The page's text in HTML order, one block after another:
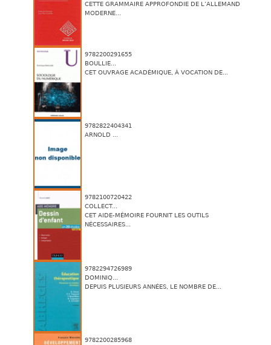
CETTE GRAMMAIRE APPROFONDIE DE L’ALLEMAND
MODERNE...
9782200291655
BOULLIE...
CET OUVRAGE ACADÉMIQUE, À VOCATION DE...
9782822404341
ARNOLD ...
9782100720422
COLLECT...
CET AIDE-MÉMOIRE FOURNIT LES OUTILS
NÉCESSAIRES...
9782294726989
DOMINIQ...
DEPUIS PLUSIEURS ANNÉES, LE NOMBRE DE...
9782200285968